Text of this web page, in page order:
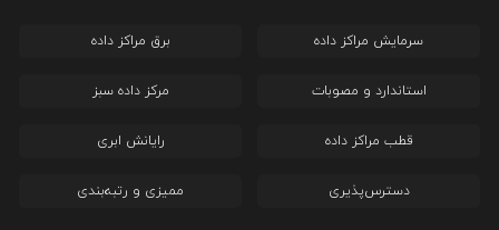
سرمایش مراکز داده برق مراکز داده
استاندارد و مصوبات مرکز داده سبز
قطب مراکز داده رایانش ابری
دسترس‌پذیری ممیزی و رتبه‌بندی